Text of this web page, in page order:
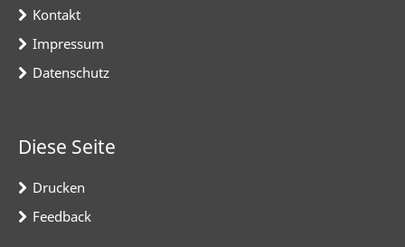
Kontakt
Impressum
Datenschutz
Diese Seite
Drucken
Feedback